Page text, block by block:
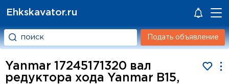
Ehkskavator.ru
Подать объявление
Yanmar 17245171320 вал
редуктора хода Yanmar B15,